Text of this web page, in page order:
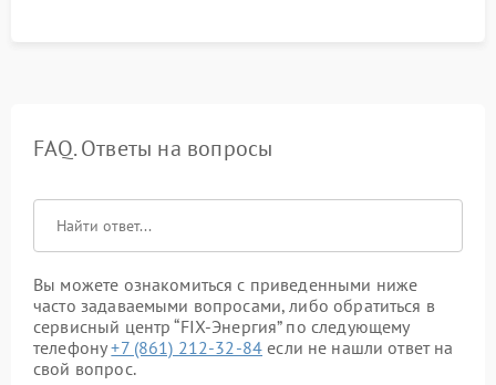
FAQ. Ответы на вопросы
Вы можете ознакомиться с приведенными ниже
часто задаваемыми вопросами, либо обратиться в
сервисный центр “FIX-Энергия” по следующему
телефону+7 (861) 212-32-84 если не нашли ответ на
свой вопрос.